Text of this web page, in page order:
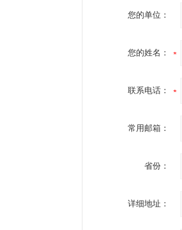
您的单位：
您的姓名：
联系电话：
常用邮箱：
省份：
详细地址：